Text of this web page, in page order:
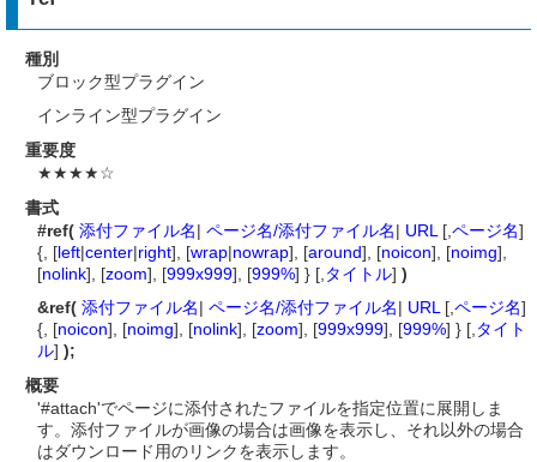
種別
ブロック型プラグイン
インライン型プラグイン
重要度
★★★★☆
書式
#ref( 添付ファイル名| ページ名/添付ファイル名| URL [, ページ名]
{, [left|center|right], [wrap|nowrap], [around], [noicon], [noimg],
[nolink], [zoom], [999x999], [999%] } [, タイトル] )
&ref( 添付ファイル名| ページ名/添付ファイル名| URL [, ページ名]
{, [noicon], [noimg], [nolink], [zoom], [999x999], [999%] } [, タイト
ル] );
概要
'#attach'でページに添付されたファイルを指定位置に展開しま
す。添付ファイルが画像の場合は画像を表示し、それ以外の場合
はダウンロード用のリンクを表示します。